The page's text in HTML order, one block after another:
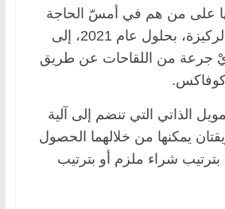
على من هم في أمسّ الحاجة
إليها. وتهدف هذه الركيزة، بحلول عام 2021، إلى
جرعة من اللقاحات عن طريق
كوفاكس.
الذاتي التي تنضم إلى آلية
يمكنها من خلالهما الحصول
بترتيب شراء ملزم أو بترتيب